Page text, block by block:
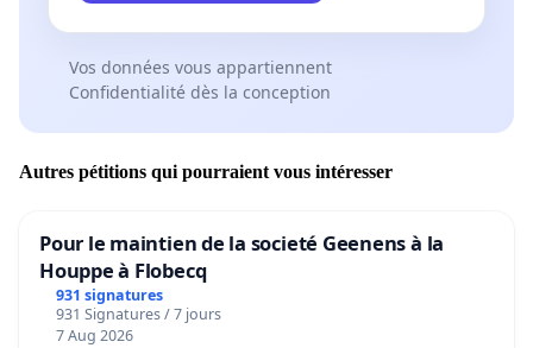
Vos données vous appartiennent
Confidentialité dès la conception
Autres pétitions qui pourraient vous intéresser
Pour le maintien de la societé Geenens à la
Houppe à Flobecq
931 signatures
931 Signatures / 7 jours
7 Aug 2026